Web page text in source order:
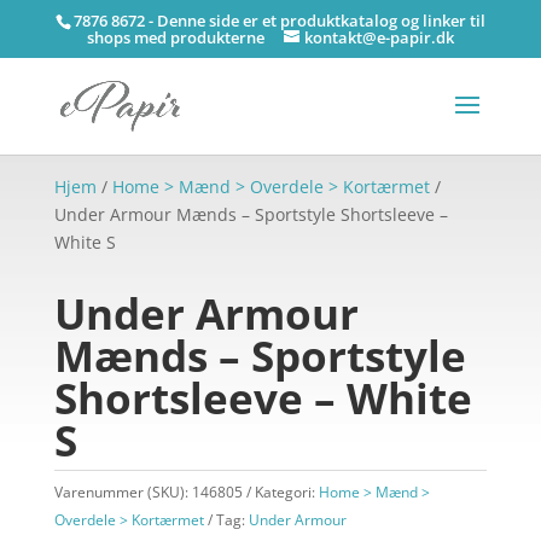
7876 8672 - Denne side er et produktkatalog og linker til
shops med produkterne kontakt@e-papir.dk
Hjem / Home > Mænd > Overdele > Kortærmet/
Under Armour Mænds – Sportstyle Shortsleeve –
White S
Under Armour
Mænds – Sportstyle
Shortsleeve – White
S
Varenummer (SKU): 146805 Kategori: Home > Mænd >
Overdele > Kortærmet
Tag: Under Armour